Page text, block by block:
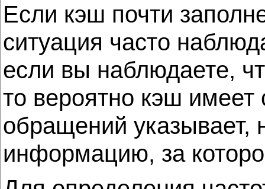
Если кэш почти
ситуация часто
если вы наблюдаете,
то вероятно кэш
обращений указывает,
информацию, за